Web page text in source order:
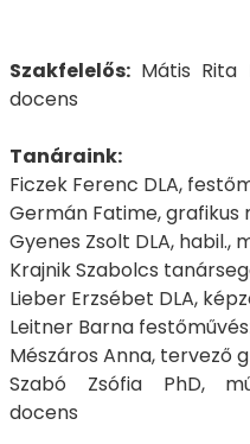
Szakfelelős: Mátis Rita
docens
Tanáraink:
Ficzek Ferenc DLA,
Germán Fatime, grafikus
Gyenes Zsolt DLA,
Krajnik Szabolcs
Lieber Erzsébet DLA,
Leitner Barna
Mészáros Anna, tervező
Szabó Zsófia PhD,
docens